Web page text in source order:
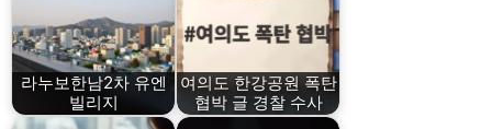
라누보한남2차 유엔
빌리지
여의도 한강공원 폭탄
협박 글 경찰 수사